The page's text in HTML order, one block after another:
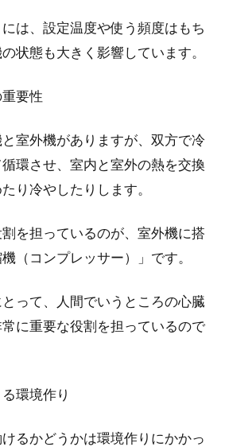
は、設定温度や使う頻度はもち
状態も大きく影響しています。
要性
室外機がありますが、双方で冷
環させ、室内と室外の熱を交換
り冷やしたりします。
を担っているのが、室外機に搭
（コンプレッサー）」です。
って、人間でいうところの心臓
に重要な役割を担っているので
環境作り
るかどうかは環境作りにかかっ